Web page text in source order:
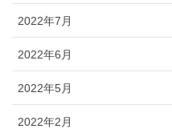
2022年7月
2022年6月
2022年5月
2022年2月